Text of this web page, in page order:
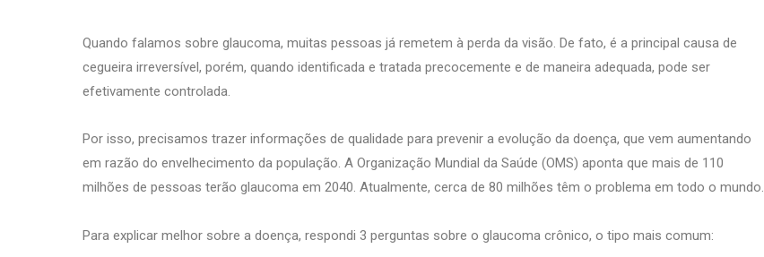
Quando falamos sobre glaucoma, muitas pessoas já remetem à perda da visão. De fato, é a principal causa de
cegueira irreversível, porém, quando identificada e tratada precocemente e de maneira adequada, pode ser
efetivamente controlada.
Por isso, precisamos trazer informações de qualidade para prevenir a evolução da doença, que vem aumentando
em razão do envelhecimento da população. A Organização Mundial da Saúde (OMS) aponta que mais de 110
milhões de pessoas terão glaucoma em 2040. Atualmente, cerca de 80 milhões têm o problema em todo o mundo.
Para explicar melhor sobre a doença, respondi 3 perguntas sobre o glaucoma crônico, o tipo mais comum: